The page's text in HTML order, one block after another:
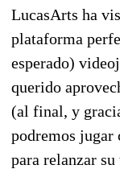
LucasArts ha
plataforma
esperado)
querido
(al final, y
podremos jugar
para relanzar